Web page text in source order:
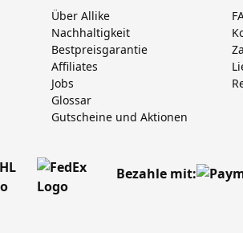
Über Allike
Nachhaltigkeit
Bestpreisgarantie
Affiliates
Jobs
Glossar
Gutscheine und Aktionen
Bezahle mit: